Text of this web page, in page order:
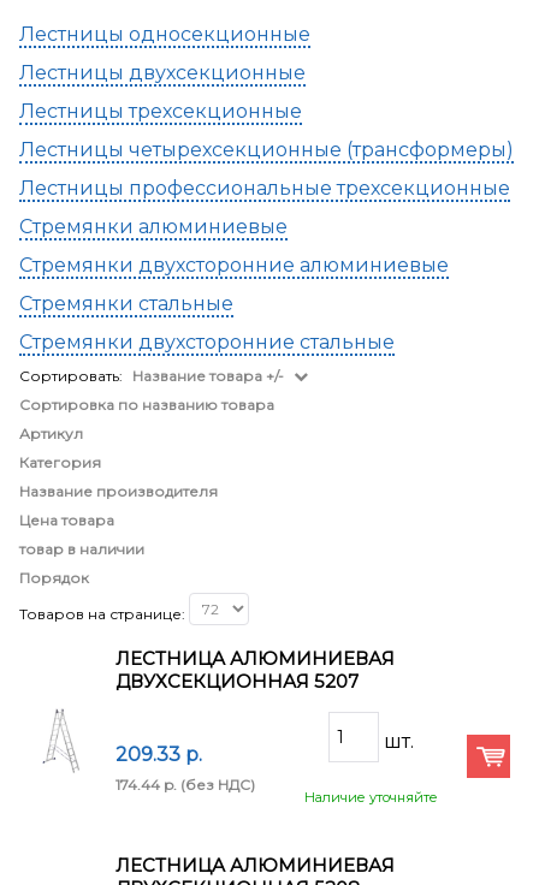
Лестницы односекционные
Лестницы двухсекционные
Лестницы трехсекционные
Лестницы четырехсекционные (трансформеры)
Лестницы профессиональные трехсекционные
Стремянки алюминиевые
Стремянки двухсторонние алюминиевые
Стремянки стальные
Стремянки двухсторонние стальные
Сортировать:
Название товара +/-
Сортировка по названию товара
Артикул
Категория
Название производителя
Цена товара
товар в наличии
Порядок
Товаров на странице:
ЛЕСТНИЦА АЛЮМИНИЕВАЯ
ДВУХСЕКЦИОННАЯ 5207
209.33 p.
174.44 p. (без НДС)
Наличие уточняйте
ЛЕСТНИЦА АЛЮМИНИЕВАЯ